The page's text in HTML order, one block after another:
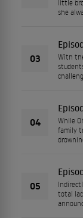
little
she
03
With
04
While
family
05
total